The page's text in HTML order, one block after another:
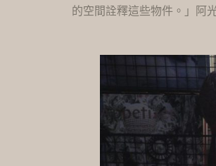
的空間詮釋這些物件。」阿